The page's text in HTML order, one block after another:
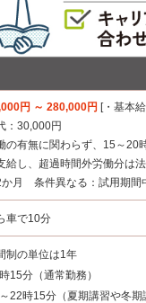
円 ～ 280,000円 ・基本
：30,000円
の有無に関わらず、15～20
給し、超過時間外労働分は
か月 条件異なる：試用期間
車で10分
制の単位は1年
15分（通常勤務）
22時15分（夏期講習や冬期